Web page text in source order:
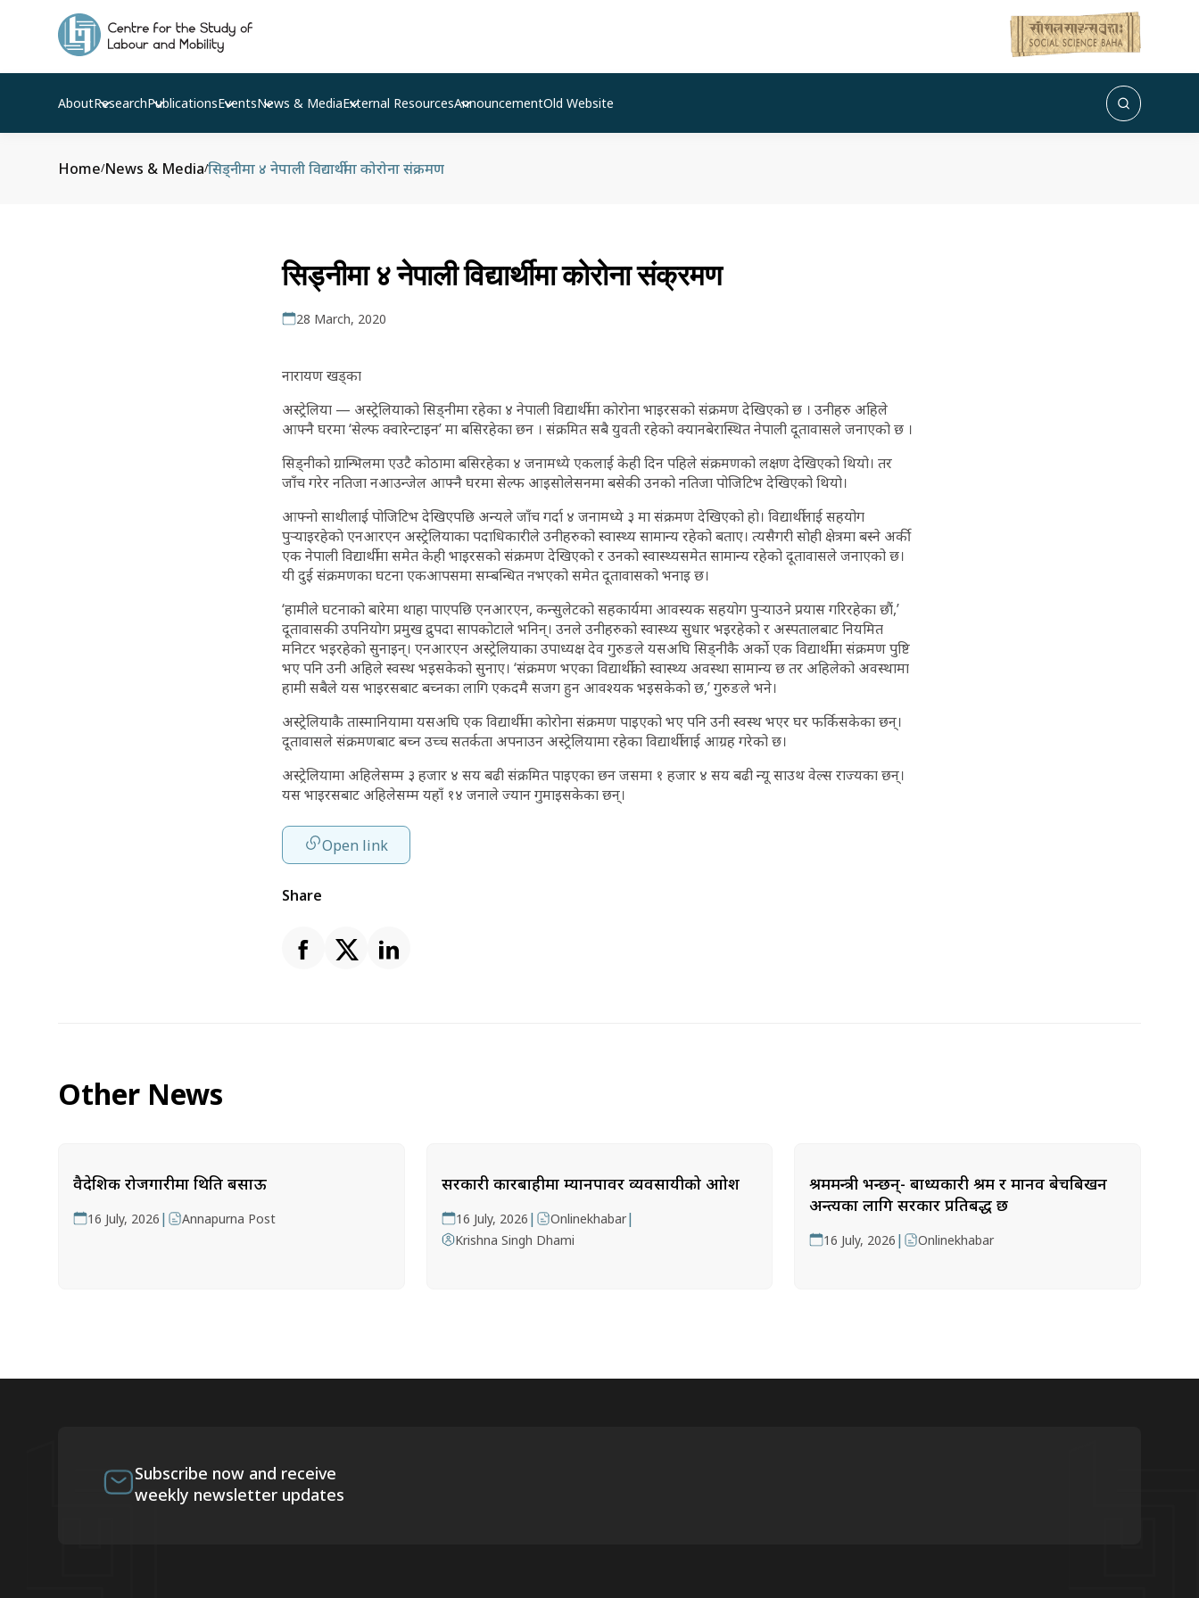
AboutResearchPublicationsEventsNews & MediaExternal ResourcesAnnouncementOld Website
Home/News & Media/सिड्नीमा ४ नेपाली विद्यार्थीमा कोरोना संक्रमण
सिड्नीमा ४ नेपाली विद्यार्थीमा कोरोना संक्रमण
28 March, 2020
नारायण खड्का
अस्ट्रेलिया — अस्ट्रेलियाको सिड्‌नीमा रहेका ४ नेपाली विद्यार्थीमा कोरोना भाइरसको संक्रमण देखिएको छ । उनीहरु अहिले
आफ्नै घरमा ‘सेल्फ क्वारेन्टाइन’ मा बसिरहेका छन । संक्रमित सबै युवती रहेको क्यानबेरास्थित नेपाली दूतावासले जनाएको छ ।
सिड्‌नीको ग्रान्भिलमा एउटै कोठामा बसिरहेका ४ जनामध्ये एकलाई केही दिन पहिले संक्रमणको लक्षण देखिएको थियो। तर
जाँच गरेर नतिजा नआउन्जेल आफ्नै घरमा सेल्फ आइसोलेसनमा बसेकी उनको नतिजा पोजिटिभ देखिएको थियो।
आफ्नो साथीलाई पोजिटिभ देखिएपछि अन्यले जाँच गर्दा ४ जनामध्ये ३ मा संक्रमण देखिएको हो। विद्यार्थीलाई सहयोग
पुर्‍याइरहेकाे एनआरएन अस्ट्रेलियाका पदाधिकारीले उनीहरुको स्वास्थ्य सामान्य रहेको बताए। त्यसैगरी सोही क्षेत्रमा बस्ने अर्की
एक नेपाली विद्यार्थीमा समेत केही भाइरसको संक्रमण देखिएको र उनको स्वास्थ्यसमेत सामान्य रहेको दूतावासले जनाएको छ।
यी दुई संक्रमणका घटना एकआपसमा सम्बन्धित नभएको समेत दूतावासको भनाइ छ।
‘हामीले घटनाको बारेमा थाहा पाएपछि एनआरएन, कन्सुलेटको सहकार्यमा आवस्यक सहयोग पुर्‍याउने प्रयास गरिरहेका छौं,’
दूतावासकी उपनियोग प्रमुख द्रुपदा सापकोटाले भनिन्। उनले उनीहरुको स्वास्थ्य सुधार भइरहेको र अस्पतालबाट नियमित
मनिटर भइरहेको सुनाइन्। एनआरएन अस्ट्रेलियाका उपाध्यक्ष देव गुरुङले यसअघि सिड्‍नीकै अर्को एक विद्यार्थीमा संक्रमण पुष्टि
भए पनि उनी अहिले स्वस्थ भइसकेको सुनाए। ‘संक्रमण भएका विद्यार्थीको स्वास्थ्य अवस्था सामान्य छ तर अहिलेको अवस्थामा
हामी सबैले यस भाइरसबाट बच्नका लागि एकदमै सजग हुन आवश्यक भइसकेको छ,’ गुरुङले भने।
अस्ट्रेलियाकै तास्मानियामा यसअघि एक विद्यार्थीमा कोरोना संक्रमण पाइएको भए पनि उनी स्वस्थ भएर घर फर्किसकेका छन्।
दूतावासले संक्रमणबाट बच्न उच्च सतर्कता अपनाउन अस्ट्रेलियामा रहेका विद्यार्थीलाई आग्रह गरेको छ।
अस्ट्रेलियामा अहिलेसम्म ३ हजार ४ सय बढी संक्रमित पाइएका छन जसमा १ हजार ४ सय बढी न्यू साउथ वेल्स राज्यका छन्।
यस भाइरसबाट अहिलेसम्म यहाँ १४ जनाले ज्यान गुमाइसकेका छन्।
Open link
Share
Other News
वैदेशिक रोजगारीमा थिति बसाऊ
16 July, 2026 | Annapurna Post
सरकारी कारबाहीमा म्यानपावर व्यवसायीको आक्रोश
16 July, 2026 | Onlinekhabar|
Krishna Singh Dhami
श्रममन्त्री भन्छन्- बाध्यकारी श्रम र मानव बेचबिखन
अन्त्यका लागि सरकार प्रतिबद्ध छ
16 July, 2026 | Onlinekhabar
Subscribe now and receive
weekly newsletter updates